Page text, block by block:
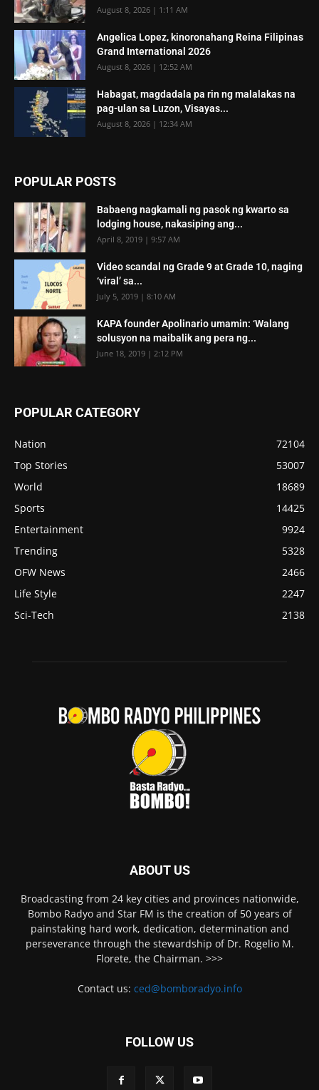
August 8, 2026 | 1:11 AM
Angelica Lopez, kinoronahang Reina Filipinas
Grand International 2026
August 8, 2026 | 12:52 AM
Habagat, magdadala pa rin ng malalakas na
pag-ulan sa Luzon, Visayas...
August 8, 2026 | 12:34 AM
POPULAR POSTS
Babaeng nagkamali ng pasok ng kwarto sa
lodging house, nakasiping ang...
April 8, 2019 | 9:57 AM
Video scandal ng Grade 9 at Grade 10, naging
‘viral’ sa...
July 5, 2019 | 8:10 AM
KAPA founder Apolinario umamin: ‘Walang
solusyon na maibalik ang pera ng...
June 18, 2019 | 2:12 PM
POPULAR CATEGORY
Nation
72104
Top Stories
53007
World
18689
Sports
14425
Entertainment
9924
Trending
5328
OFW News
2466
Life Style
2247
Sci-Tech
2138
ABOUT US
Broadcasting from 24 key cities and provinces nationwide,
Bombo Radyo and Star FM is the creation of 50 years of
painstaking hard work, dedication, determination and
perseverance through the stewardship of Dr. Rogelio M.
Florete, the Chairman. >>>
Contact us: ced@bomboradyo.info
FOLLOW US